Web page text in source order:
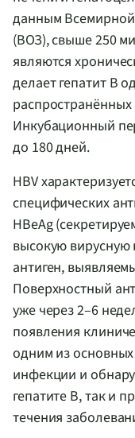
данным Всемирной
(ВОЗ), свыше 250
являются
делает гепатит B
Инкубационный
до 180 дней.
HBV
специфических
HBeAg
высокую вирусную
антиген,
Поверхностный
уже через 2–6
появления
одним из
инфекции и
гепатите B, так и
течения